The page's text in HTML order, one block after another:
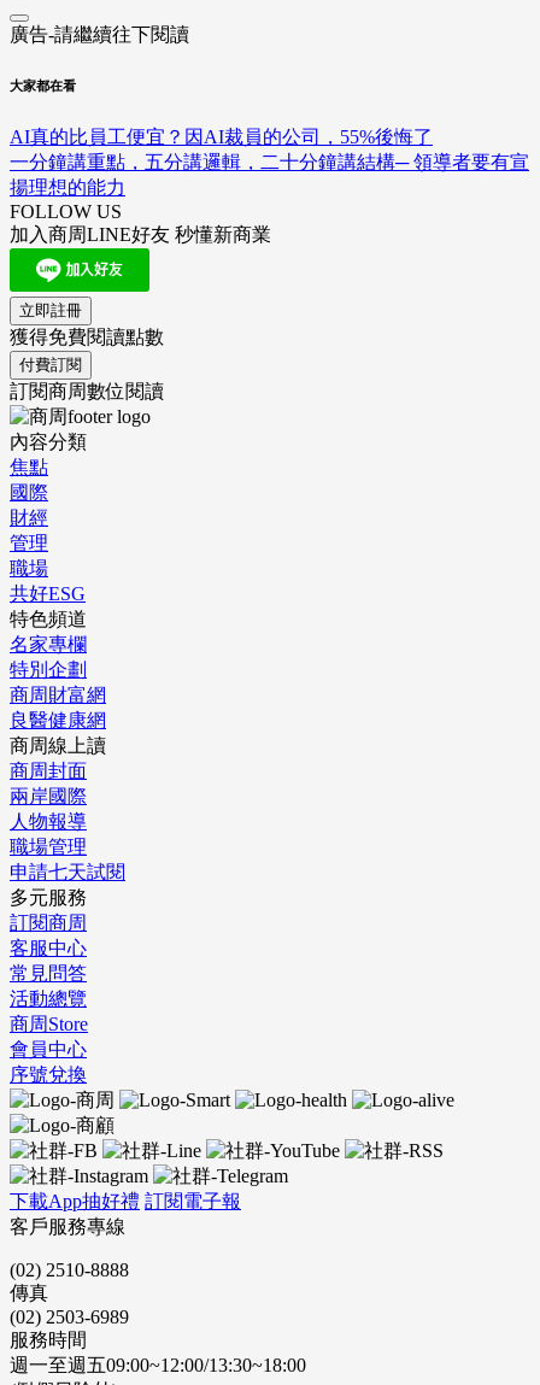
廣告-請繼續往下閱讀
大家都在看
AI真的比員工便宜？因AI裁員的公司，55%後悔了
一分鐘講重點，五分講邏輯，二十分鐘講結構─ 領導者要有宣
揚理想的能力
FOLLOW US
加入商周LINE好友 秒懂新商業
立即註冊
獲得免費閱讀點數
付費訂閱
訂閱商周數位閱讀
內容分類
焦點
國際
財經
管理
職場
共好ESG
特色頻道
名家專欄
特別企劃
商周財富網
良醫健康網
商周線上讀
商周封面
兩岸國際
人物報導
職場管理
申請七天試閱
多元服務
訂閱商周
客服中心
常見問答
活動總覽
商周Store
會員中心
序號兌換
下載App抽好禮 訂閱電子報
客戶服務專線
(02) 2510-8888
傳真
(02) 2503-6989
服務時間
週一至週五09:00~12:00/13:30~18:00